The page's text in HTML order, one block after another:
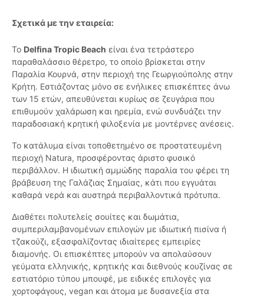
Σχετικά με την εταιρεία:
Το Delfina Tropic Beach είναι ένα τετράστερο
παραθαλάσσιο θέρετρο, το οποίο βρίσκεται στην
Παραλία Κουρνά, στην περιοχή της Γεωργιούπολης στην
Κρήτη. Εστιάζοντας μόνο σε ενήλικες επισκέπτες άνω
των 15 ετών, απευθύνεται κυρίως σε ζευγάρια που
επιθυμούν χαλάρωση και ηρεμία, ενώ συνδυάζει την
παραδοσιακή κρητική φιλοξενία με μοντέρνες ανέσεις.
Το κατάλυμα είναι τοποθετημένο σε προστατευμένη
περιοχή Natura, προσφέροντας άριστο φυσικό
περιβάλλον. Η ιδιωτική αμμώδης παραλία του φέρει τη
βράβευση της Γαλάζιας Σημαίας, κάτι που εγγυάται
καθαρά νερά και αυστηρά περιβαλλοντικά πρότυπα.
Διαθέτει πολυτελείς σουίτες και δωμάτια,
συμπεριλαμβανομένων επιλογών με ιδιωτική πισίνα ή
τζακούζι, εξασφαλίζοντας ιδιαίτερες εμπειρίες
διαμονής. Οι επισκέπτες μπορούν να απολαύσουν
γεύματα ελληνικής, κρητικής και διεθνούς κουζίνας σε
εστιατόριο τύπου μπουφέ, με ειδικές επιλογές για
χορτοφάγους, vegan και άτομα με δυσανεξία στα